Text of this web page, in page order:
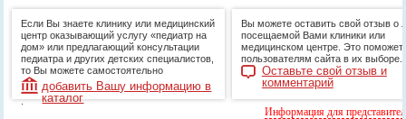
Если Вы знаете клинику или медицинский
центр оказывающий услугу «педиатр на
дом» или предлагающий консультации
педиатра и других детских специалистов,
то Вы можете самостоятельно
добавить Вашу информацию в
каталог
.
Вы можете оставить свой отзыв о
посещаемой Вами клиники или
медицинском центре. Это поможет
пользователям сайта в их выборе.
Оставьте свой отзыв и
комментарий
Информация для